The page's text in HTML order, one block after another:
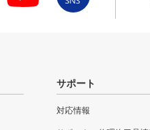
サポート
対応情報